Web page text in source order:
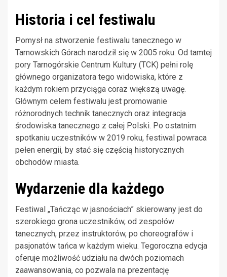
Historia i cel festiwalu
Pomysł na stworzenie festiwalu tanecznego w
Tarnowskich Górach narodził się w 2005 roku. Od tamtej
pory Tarnogórskie Centrum Kultury (TCK) pełni rolę
głównego organizatora tego widowiska, które z
każdym rokiem przyciąga coraz większą uwagę.
Głównym celem festiwalu jest promowanie
różnorodnych technik tanecznych oraz integracja
środowiska tanecznego z całej Polski. Po ostatnim
spotkaniu uczestników w 2019 roku, festiwal powraca
pełen energii, by stać się częścią historycznych
obchodów miasta.
Wydarzenie dla każdego
Festiwal „Tańcząc w jasnościach” skierowany jest do
szerokiego grona uczestników, od zespołów
tanecznych, przez instruktorów, po choreografów i
pasjonatów tańca w każdym wieku. Tegoroczna edycja
oferuje możliwość udziału na dwóch poziomach
zaawansowania, co pozwala na prezentację